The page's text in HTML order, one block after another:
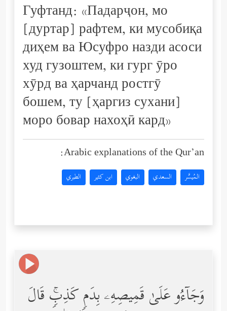
Гуфтанд: «Падарҷон, мо
[дуртар] рафтем, ки мусобиқа
диҳем ва Юсуфро назди асоси
худ гузоштем, ки гург ӯро
хӯрд ва ҳарчанд ростгӯ
бошем, ту [ҳаргиз сухани]
моро бовар нахоҳӣ кард»
Arabic explanations of the Qur’an:
المُيسَّر السعدي البغوي ابن كثير الطبري
وَجَاۤءُو عَلَىٰ قَمِیصِهِۦ بِدَمࣲ كَذِبࣲۚ قَالَ